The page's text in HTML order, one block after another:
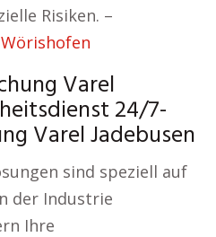
Risiken. –
Varel
24/7-
Varel Jadebusen
sind speziell auf
der Industrie
Ihre